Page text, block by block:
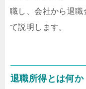
職し、会社から退職
て説明します。
退職所得とは何か